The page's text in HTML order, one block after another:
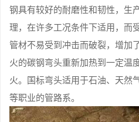
钢具有较好的耐磨性和韧性，生
理，在许多工况条件下适用，而
管材不易受到冲击而破裂，增加
火的碳钢弯头重新加热到一定温
火。国标弯头适用于石油、天然
等职业的管路系。